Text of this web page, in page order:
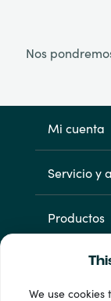
We use
Nos
Mi cuenta
Servicio y
Productos